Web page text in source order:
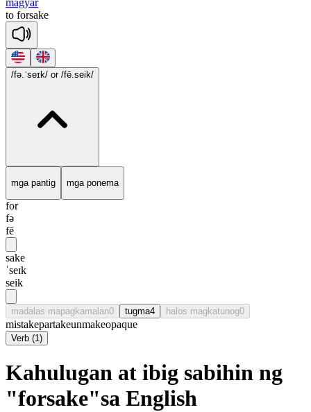
magyar
to forsake
/fə.ˈseɪk/ or /fē.seik/
mga pantig mga ponema
for
fə
fē
sake
ˈseɪk
seik
madalas mapagkamalan0 tugma4 halos magkatunog0
mistakepartakeunmakeopaque
Verb (1)
Kahulugan at ibig sabihin ng
"forsake"sa English